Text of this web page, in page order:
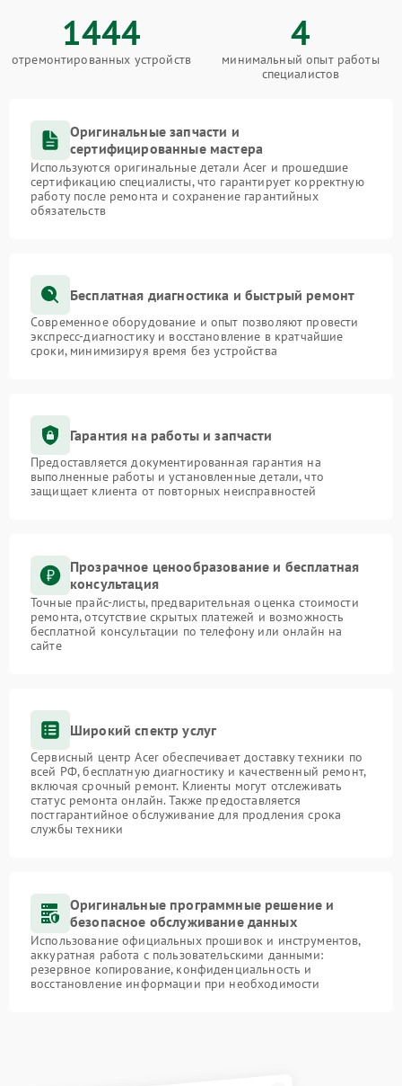
1444
отремонтированных устройств
4
минимальный опыт работы
специалистов
Оригинальные запчасти и
сертифицированные мастера
Используются оригинальные детали Acer и прошедшие
сертификацию специалисты, что гарантирует корректную
работу после ремонта и сохранение гарантийных
обязательств
Бесплатная диагностика и быстрый ремонт
Современное оборудование и опыт позволяют провести
экспресс-диагностику и восстановление в кратчайшие
сроки, минимизируя время без устройства
Гарантия на работы и запчасти
Предоставляется документированная гарантия на
выполненные работы и установленные детали, что
защищает клиента от повторных неисправностей
Прозрачное ценообразование и бесплатная
консультация
Точные прайс-листы, предварительная оценка стоимости
ремонта, отсутствие скрытых платежей и возможность
бесплатной консультации по телефону или онлайн на
сайте
Широкий спектр услуг
Сервисный центр Acer обеспечивает доставку техники по
всей РФ, бесплатную диагностику и качественный ремонт,
включая срочный ремонт. Клиенты могут отслеживать
статус ремонта онлайн. Также предоставляется
постгарантийное обслуживание для продления срока
службы техники
Оригинальные программные решение и
безопасное обслуживание данных
Использование официальных прошивок и инструментов,
аккуратная работа с пользовательскими данными:
резервное копирование, конфиденциальность и
восстановление информации при необходимости